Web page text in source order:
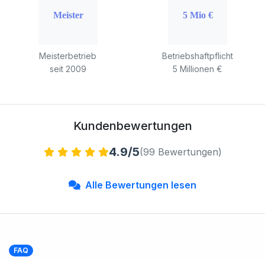
Meisterbetrieb
seit 2009
Betriebshaftpflicht
5 Millionen €
Kundenbewertungen
4.9/5(99 Bewertungen)
Alle Bewertungen lesen
FAQ